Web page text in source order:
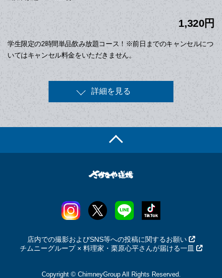
1,320円
学生限定の2時間単品飲み放題コース！※前日までのキャンセルにつ
いてはキャンセル料金をいただきません。
詳細を見る
店内での撮影およびSNS等への投稿に関するお願い
チムニーグループ × 料理家・栗原心平さんが届ける一皿
Copyright © ChimneyGroup All Rights Reserved.